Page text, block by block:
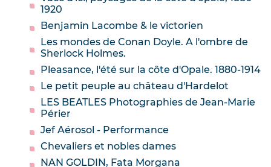
1920
Benjamin Lacombe & le victorien
Les mondes de Conan Doyle. A l'ombre de
Sherlock Holmes.
Pleasance, l'été sur la côte d'Opale. 1880-1914
Le petit peuple au château d'Hardelot
LES BEATLES Photographies de Jean-Marie
Périer
Jef Aérosol - Performance
Chevaliers et nobles dames
NAN GOLDIN, Fata Morgana